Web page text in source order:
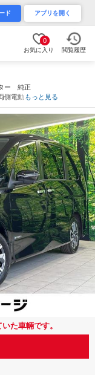
ド アプリを開く
0
お気に入り 閲覧履歴
ー 純正
側電動ス
ンドスポ
馬県）
もっと見る
た車輛です。